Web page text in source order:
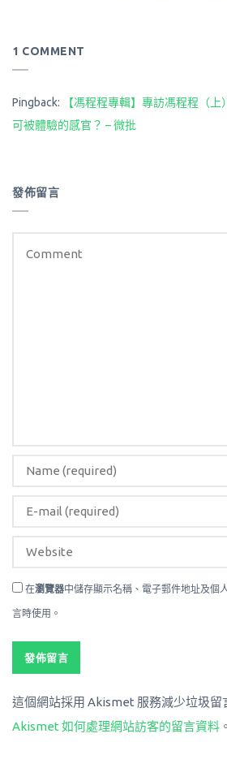
1 COMMENT
Pingback:
【馮程程專輯】專訪馮程程（
可被體驗的感官？ – 微批
發佈留言
在瀏覽器中儲存顯示名稱、電子郵件地址及個
言時使用。
這個網站採用 Akismet 服務減少垃圾留
Akismet 如何處理網站訪客的留言資料 。